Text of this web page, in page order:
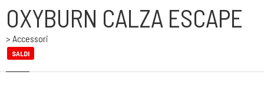
OXYBURN CALZA ESCAPE
> Accessori
SALDI